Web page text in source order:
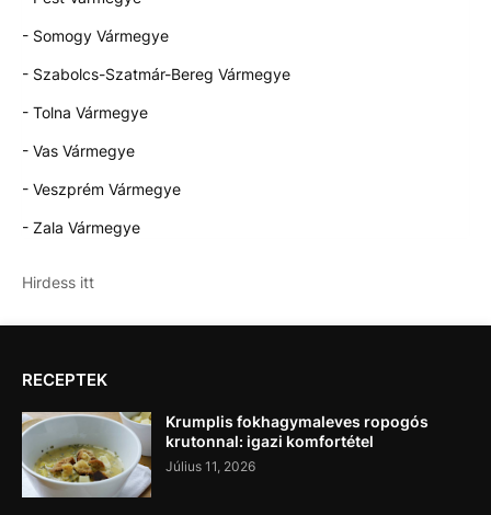
- Somogy Vármegye
- Szabolcs-Szatmár-Bereg Vármegye
- Tolna Vármegye
- Vas Vármegye
- Veszprém Vármegye
- Zala Vármegye
Hirdess itt
RECEPTEK
Krumplis fokhagymaleves ropogós
krutonnal: igazi komfortétel
Július 11, 2026